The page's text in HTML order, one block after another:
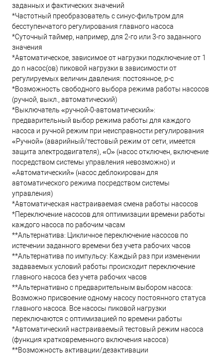
заданных и фактических значений
*Частотный преобразователь с синус-фильтром для
бесступенчатого регулирования главного насоса
*Суточный таймер, например, для 2-го или 3-го заданного
значения
*Автоматическое, зависимое от нагрузки подключение от 1
до n насос(ов) пиковой нагрузки в зависимости от
регулируемых величин давления: постоянное, p-c
*Возможность свободного выбора режима работы насосов
(ручной, выкл., автоматический)
*Выключатель «ручной-0-автоматический»:
предварительный выбор режима работы для каждого
насоса и ручной режим при неисправности регулирования
«Ручной» (аварийный/тестовый режим от сети, имеется
защита электродвигателя), «O» (насос отключен, включение
посредством системы управления невозможно) и
«Автоматический» (насос деблокирован для
автоматического режима посредством системы
управления)
*Автоматическая настраиваемая смена работы насосов
*Переключение насосов для оптимизации времени работы
каждого насоса по рабочим часам
**Альтернатива: Цикличное переключение насосов по
истечении заданного времени без учета рабочих часов
**Альтернатива по импульсу: Каждый раз при изменении
задаваемых условий работы происходит переключение
главного насоса без учета рабочих часов
**Альтернативно с предварительным выбором насоса:
Возможно присвоение одному насосу постоянного статуса
главного насоса. Все насосы пиковой нагрузки
переключаются с оптимизацией по времени работы
*Автоматический настраиваемый тестовый режим насоса
(функция кратковременного включения насоса)
**Возможность активации/дезактивации